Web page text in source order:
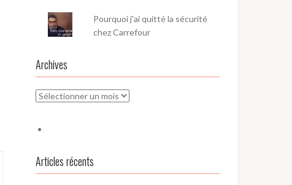
Pourquoi j'ai quitté la sécurité
chez Carrefour
Archives
Archives
Articles récents